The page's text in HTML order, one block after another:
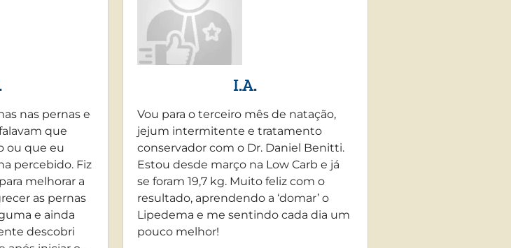
nas pernas e
que
ou que eu
percebido. Fiz
melhorar a
as pernas
e ainda
descobri
I.A.
Vou para o terceiro mês de natação,
jejum intermitente e tratamento
conservador com o Dr. Daniel Benitti.
Estou desde março na Low Carb e já
se foram 19,7 kg. Muito feliz com o
resultado, aprendendo a ‘domar’ o
Lipedema e me sentindo cada dia um
pouco melhor!